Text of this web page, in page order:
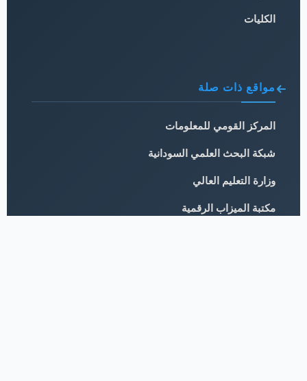
الكليات
مواقع ذات صلة
المركز القومي للمعلومات
شبكة البحث العلمي السودانية
وزارة التعليم العالي
مكتبة الميزاب الرقمية